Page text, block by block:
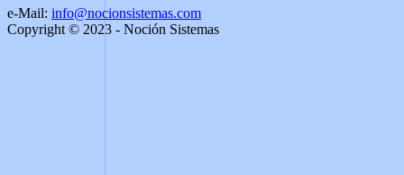
e-Mail: info@nocionsistemas.com
Copyright © 2023 - Noción Sistemas